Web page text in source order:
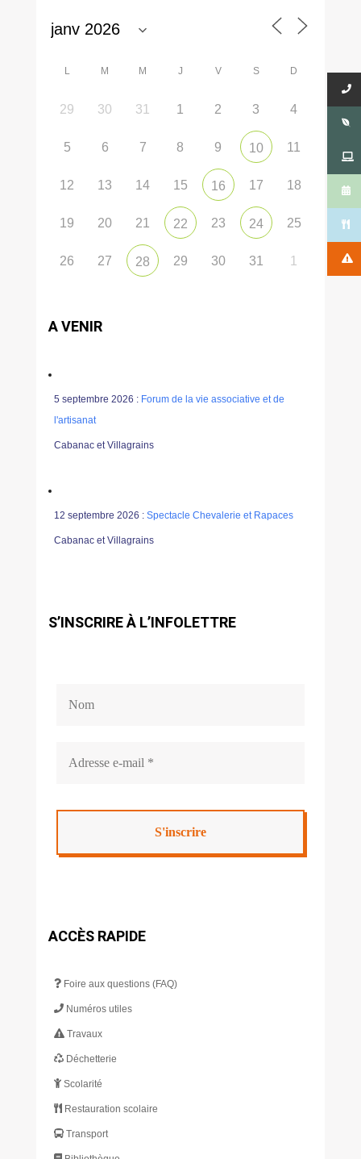
L M M J V S D
29 30 31 1 2 3 4
5 6 7 8 9 10 11
12 13 14 15 16 17 18
19 20 21 22 23 24 25
26 27 28 29 30 31 1
A VENIR
5 septembre 2026 : Forum de la vie associative et de
l'artisanat
Cabanac et Villagrains
12 septembre 2026 : Spectacle Chevalerie et Rapaces
Cabanac et Villagrains
S’INSCRIRE À L’INFOLETTRE
ACCÈS RAPIDE
Foire aux questions (FAQ)
Numéros utiles
Travaux
Déchetterie
Scolarité
Restauration scolaire
Transport